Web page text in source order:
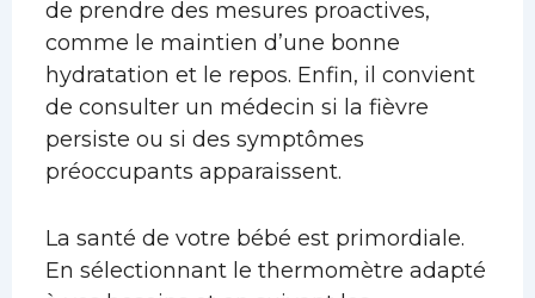
de prendre des mesures proactives,
comme le maintien d’une bonne
hydratation et le repos. Enfin, il convient
de consulter un médecin si la fièvre
persiste ou si des symptômes
préoccupants apparaissent.
La santé de votre bébé est primordiale.
En sélectionnant le thermomètre adapté